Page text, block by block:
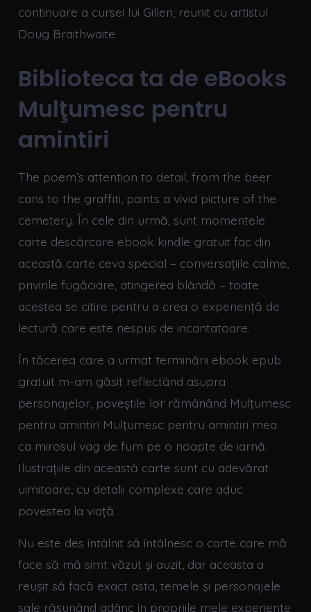
continuare a cursei lui Gillen, reunit cu artistul
Doug Braithwaite.
Biblioteca ta de eBooks
Mulţumesc pentru
amintiri
The poem’s attention to detail, from the beer
cans to the graffiti, paints a vivid picture of the
cemetery. În cele din urmă, sunt momentele
carte descărcare ebook kindle gratuit fac din
această carte ceva special – conversațiile calme,
privirile fugăciare, atingerea blândă – toate
acestea se citire pentru a crea o experiență de
lectură care este nespus de incantatoare.
În tăcerea care a urmat terminării ebook epub
gratuit m-am găsit reflectând asupra
personajelor, poveștile lor rămânând Mulţumesc
pentru amintiri Mulţumesc pentru amintiri mea
ca mirosul vag de fum pe o noapte de iarnă.
Ilustrațiile din această carte sunt cu adevărat
uimitoare, cu detalii complexe care aduc
povestea la viață.
Nu este des întâlnit să întâlnesc o carte care mă
face să mă simt văzut și auzit, dar aceasta a
reușit să facă exact asta, temele și personajele
sale răsunând adânc în propriile mele experiențe